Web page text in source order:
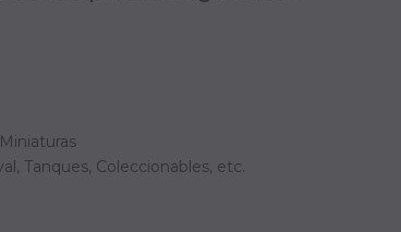
Tanques, Coleccionables, etc.